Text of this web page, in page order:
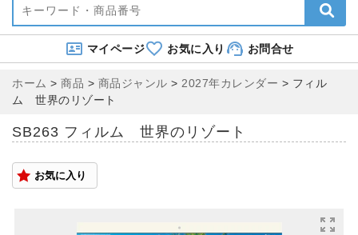
マイページ お気に入り お問合せ
ホーム > 商品 > 商品ジャンル > 2027年カレンダー > フィル
ム 世界のリゾート
SB263 フィルム 世界のリゾート
お気に入り